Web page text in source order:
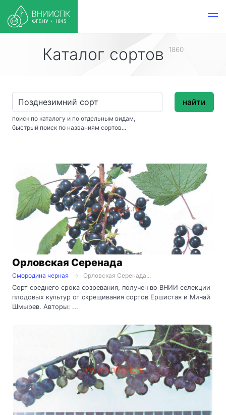
Каталог сортов 1860
поиск по каталогу и по отдельным видам,
быстрый поиск по названиям сортов...
найти
Орловская Серенада
Смородина черная
Орловская Серенада...
Сорт среднего срока созревания, получен во ВНИИ селекции
плодовых культур от скрещивания сортов Ершистая и Минай
Шмырев. Авторы: ...